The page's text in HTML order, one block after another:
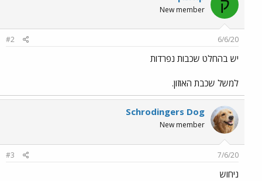
ק New member
6/6/20
#2
יש בהחלט שכבות נפרדות
למשל שכבת האוזון.
Schrodingers Dog
New member
7/6/20
#3
ניחוש